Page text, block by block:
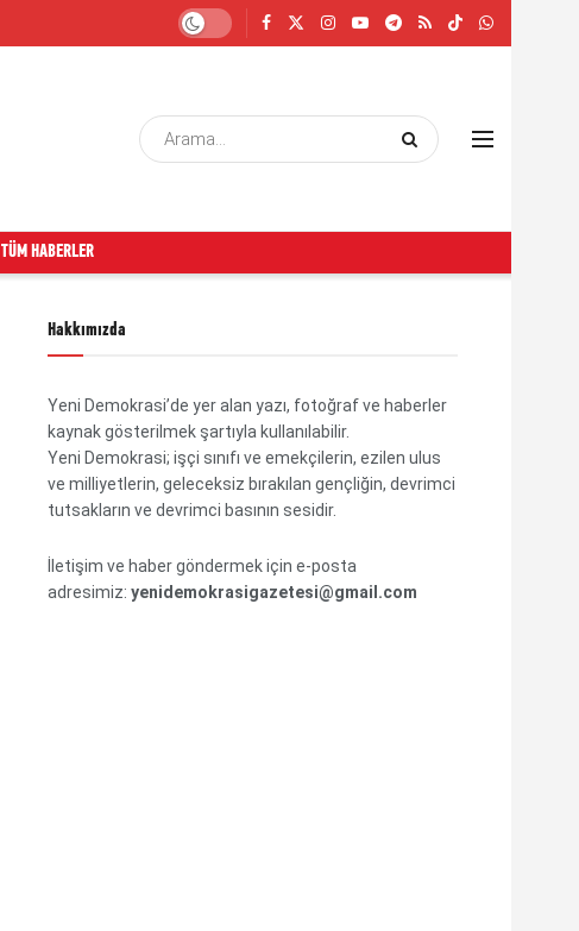
TÜM HABERLER
Hakkımızda
Yeni Demokrasi’de yer alan yazı, fotoğraf ve haberler
kaynak gösterilmek şartıyla kullanılabilir.
Yeni Demokrasi; işçi sınıfı ve emekçilerin, ezilen ulus
ve milliyetlerin, geleceksiz bırakılan gençliğin, devrimci
tutsakların ve devrimci basının sesidir.
İletişim ve haber göndermek için e-posta
adresimiz: yenidemokrasigazetesi@gmail.com